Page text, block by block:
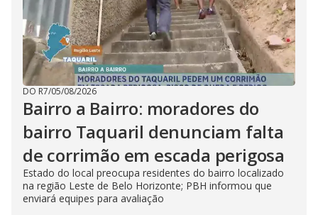
DO R7/05/08/2026
Bairro a Bairro: moradores do
bairro Taquaril denunciam falta
de corrimão em escada perigosa
Estado do local preocupa residentes do bairro localizado
na região Leste de Belo Horizonte; PBH informou que
enviará equipes para avaliação